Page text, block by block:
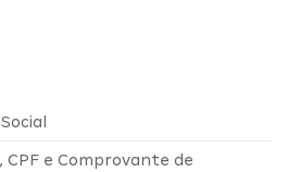
CPF e Comprovante de